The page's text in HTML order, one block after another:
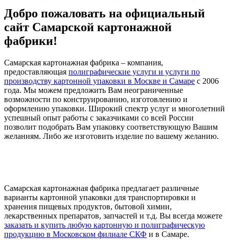
Добро пожаловать на официальный
сайт Самарской картонажной
фабрики!
Самарская картонажная фабрика – компания,
предоставляющая полиграфические услуги и услуги по
производству картонной упаковки в Москве и Самаре с 2006
года. Мы можем предложить Вам неограниченные
возможности по конструированию, изготовлению и
оформлению упаковки. Широкий спектр услуг и многолетний
успешный опыт работы с заказчиками со всей России
позволит подобрать Вам упаковку соответствующую Вашим
желаниям. Либо же изготовить изделие по вашему желанию.
Самарская картонажная фабрика предлагает различные
варианты картонной упаковки для транспортировки и
хранения пищевых продуктов, бытовой химии,
лекарственных препаратов, запчастей и т.д. Вы всегда можете
заказать и купить любую картонную и полиграфическую
продукцию в Московском филиале СКФ и в Самаре.